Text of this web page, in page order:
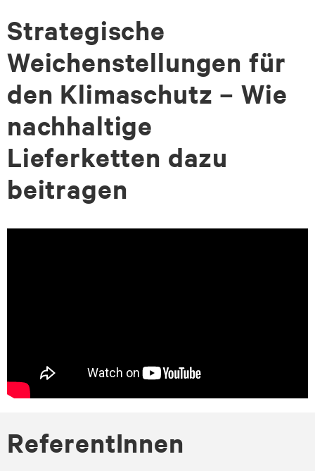
zum
Seiteninhalt
zum
Footer-
Menü
Strategische
Weichenstellungen für
den Klimaschutz – Wie
nachhaltige
Lieferketten dazu
beitragen
Re­fe­ren­tIn­nen